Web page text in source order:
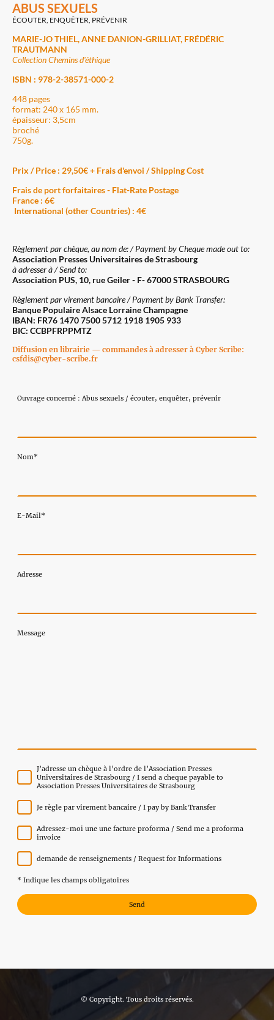
Ouvrage concerné : Abus sexuels / écouter, enquêter, prévenir
Nom*
E-Mail*
Adresse
Message
J’adresse un chèque à l’ordre de l’Association Presses
Universitaires de Strasbourg / I send a cheque payable to
Association Presses Universitaires de Strasbourg
Je règle par virement bancaire / I pay by Bank Transfer
Adressez-moi une une facture proforma / Send me a proforma
invoice
demande de renseignements / Request for Informations
* Indique les champs obligatoires
Send
ABUS SEXUELS
ÉCOUTER, ENQUÊTER, PRÉVENIR
MARIE-JO THIEL, ANNE DANION-GRILLIAT, FRÉDÉRIC
TRAUTMANN
Collection Chemins d'éthique
ISBN : 978-2-38571-000-2
448 pages
format: 240 x 165 mm.
épaisseur: 3,5cm
broché
750g.
Prix / Price : 29,50€ + Frais d'envoi / Shipping Cost
Frais de port forfaitaires - Flat-Rate Postage
France : 6€
International (other Countries) : 4€
Règlement par chèque, au nom de: / Payment by Cheque made out to:
Association Presses Universitaires de Strasbourg
à adresser à / Send to:
Association PUS, 10, rue Geiler - F- 67000 STRASBOURG
Règlement par virement bancaire / Payment by Bank Transfer:
Banque Populaire Alsace Lorraine Champagne
IBAN: FR76 1470 7500 5712 1918 1905 933
BIC: CCBPFRPPMTZ
Diffusion en librairie — commandes à adresser à Cyber Scribe:
csfdis@cyber-scribe.fr
© Copyright. Tous droits réservés.